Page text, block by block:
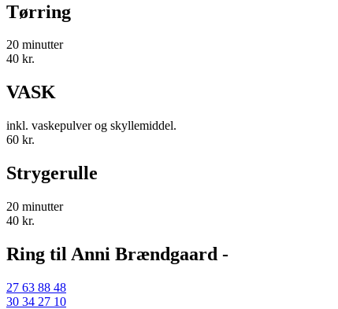
Tørring
20 minutter
40 kr.
VASK
inkl. vaskepulver og skyllemiddel.
60 kr.
Strygerulle
20 minutter
40 kr.
Ring til Anni Brændgaard -
27 63 88 48
30 34 27 10